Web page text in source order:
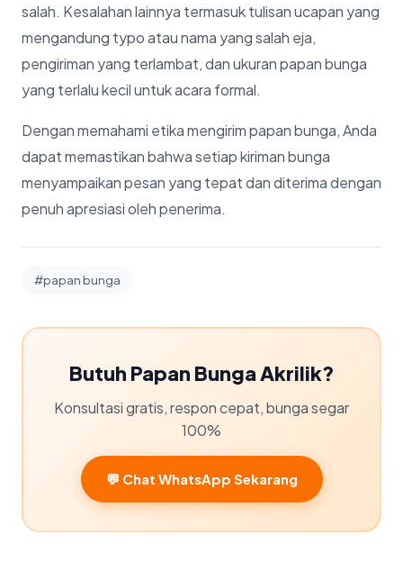
salah. Kesalahan lainnya termasuk tulisan ucapan yang
mengandung typo atau nama yang salah eja,
pengiriman yang terlambat, dan ukuran papan bunga
yang terlalu kecil untuk acara formal.
Dengan memahami etika mengirim papan bunga, Anda
dapat memastikan bahwa setiap kiriman bunga
menyampaikan pesan yang tepat dan diterima dengan
penuh apresiasi oleh penerima.
#papan bunga
Butuh Papan Bunga Akrilik?
Konsultasi gratis, respon cepat, bunga segar
100%
💬 Chat WhatsApp Sekarang